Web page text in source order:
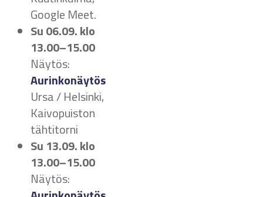
Google Meet.
Su 06.09.klo
13.00–15.00
Näytös:
Aurinkonäytös
Ursa / Helsinki,
Kaivopuiston
tähtitorni
Su 13.09.klo
13.00–15.00
Näytös: